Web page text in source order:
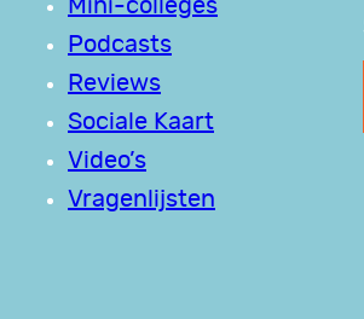
Mini-colleges
Podcasts
Reviews
Sociale Kaart
Video’s
Vragenlijsten